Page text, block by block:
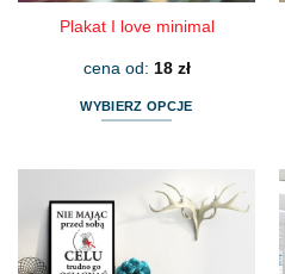
Plakat I love minimal
cena od: 18 zł
WYBIERZ OPCJE
wiele
wariantów.
Opcje